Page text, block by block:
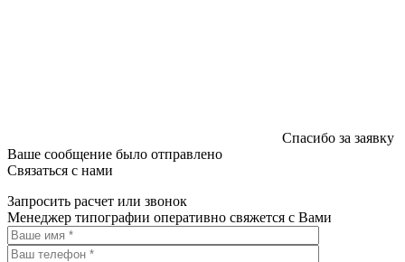
Спасибо за заявку
Ваше сообщение было отправлено
Связаться с нами
Запросить расчет или звонок
Менеджер типографии оперативно свяжется с Вами